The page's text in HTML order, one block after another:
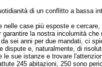
di un conflitto a bassa
case più esposte e
la nostra incolumità
sei anni per due mandati, ci
dispute e, naturalmente, di
sue istanze e trovare
245 abitazioni, 250 sono